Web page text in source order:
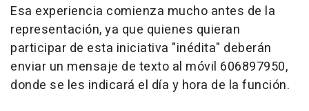
Esa experiencia comienza mucho antes de la
representación, ya que quienes quieran
participar de esta iniciativa "inédita" deberán
enviar un mensaje de texto al móvil 606897950,
donde se les indicará el día y hora de la función.